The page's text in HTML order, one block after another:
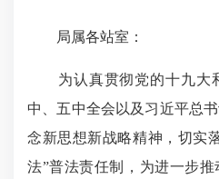
局属各站室：
为认真贯彻党的十九大
中、五中全会以及习近平总
念新思想新战略精神，切实
法”普法责任制，为进一步